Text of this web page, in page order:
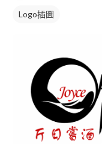
Logo插圖